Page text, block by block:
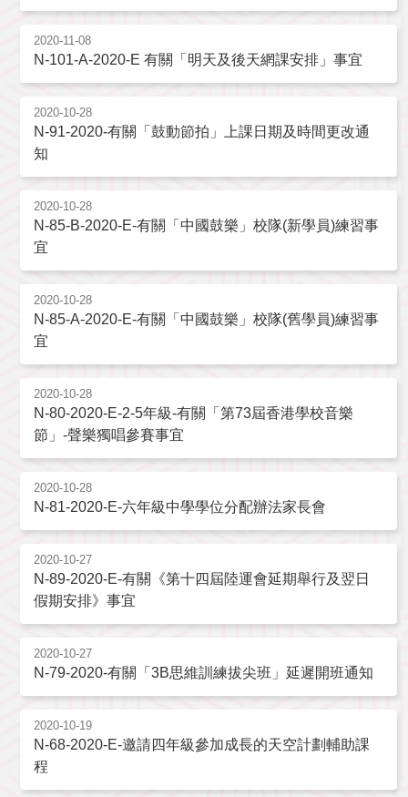
2020-11-08
N-101-A-2020-E 有關「明天及後天網課安排」事宜
2020-10-28
N-91-2020-有關「鼓動節拍」上課日期及時間更改通
知
2020-10-28
N-85-B-2020-E-有關「中國鼓樂」校隊(新學員)練習事
宜
2020-10-28
N-85-A-2020-E-有關「中國鼓樂」校隊(舊學員)練習事
宜
2020-10-28
N-80-2020-E-2-5年級-有關「第73屆香港學校音樂
節」-聲樂獨唱參賽事宜
2020-10-28
N-81-2020-E-六年級中學學位分配辦法家長會
2020-10-27
N-89-2020-E-有關《第十四屆陸運會延期舉行及翌日
假期安排》事宜
2020-10-27
N-79-2020-有關「3B思維訓練拔尖班」延遲開班通知
2020-10-19
N-68-2020-E-邀請四年級參加成長的天空計劃輔助課
程